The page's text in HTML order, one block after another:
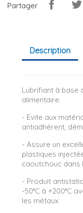
Partager
Description
Lubrifiant à base
alimentaire.
- Evite aux
antiadhérent,
- Assure un
plastiques
caoutchouc
- Produit
-50°C à +200°C
les métaux